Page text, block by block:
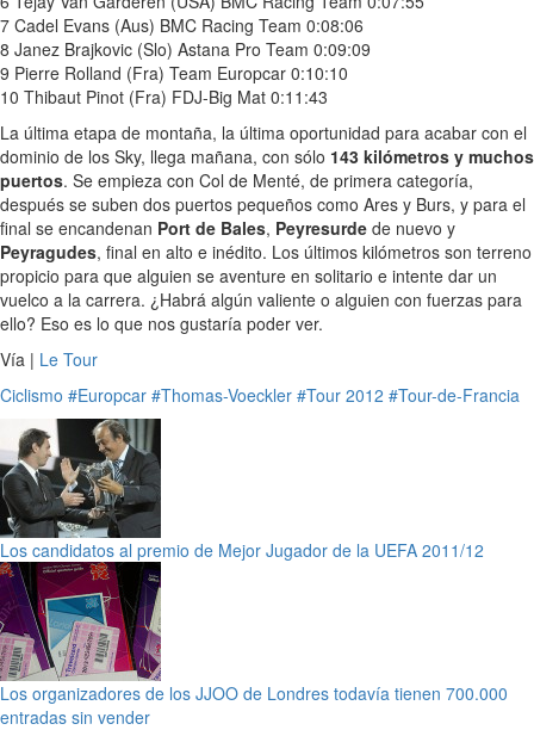
7 Cadel Evans (Aus) BMC Racing Team 0:08:06
8 Janez Brajkovic (Slo) Astana Pro Team 0:09:09
9 Pierre Rolland (Fra) Team Europcar 0:10:10
10 Thibaut Pinot (Fra) FDJ-Big Mat 0:11:43
La última etapa de montaña, la última oportunidad para acabar con el
dominio de los Sky, llega mañana, con sólo 143 kilómetros y muchos
puertos. Se empieza con Col de Menté, de primera categoría,
después se suben dos puertos pequeños como Ares y Burs, y para el
final se encandenan Port de Bales, Peyresurde de nuevo y
Peyragudes, final en alto e inédito. Los últimos kilómetros son terreno
propicio para que alguien se aventure en solitario e intente dar un
vuelco a la carrera. ¿Habrá algún valiente o alguien con fuerzas para
ello? Eso es lo que nos gustaría poder ver.
Vía | Le Tour
Ciclismo #Europcar #Thomas-Voeckler #Tour 2012 #Tour-de-Francia
Los candidatos al premio de Mejor Jugador de la UEFA 2011/12
Los organizadores de los JJOO de Londres todavía tienen 700.000
entradas sin vender